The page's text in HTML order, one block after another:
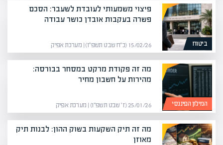
ביטוח
פיצוי משמעותי לעובדת לשעבר: הסכם
פשרה בעקבות אובדן כושר עבודה
15/02/26 (כ״ח שבט תשפ״ו) | מערכת אפיק
המילון הפיננסי
מה זה פקודת מרקט במסחר בבורסה:
מהירות על חשבון מחיר
25/01/26 (ז׳ שבט תשפ״ו) | מערכת אפיק
מה זה תיק השקעות בשוק ההון: לבנות תיק
מאוזן